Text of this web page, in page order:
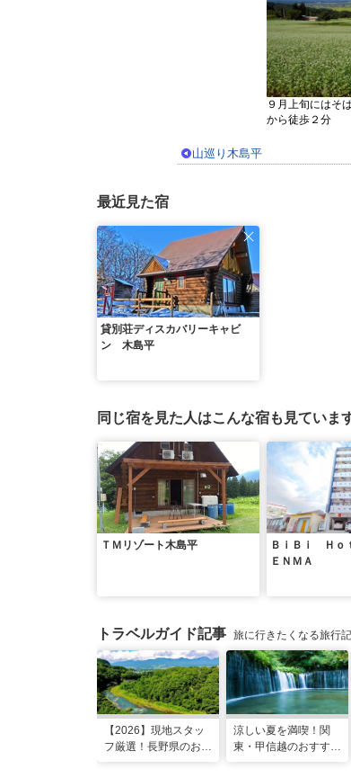
９月上旬にはそ
から徒歩２分
山巡り木島平
最近見た宿
貸別荘ディスカバリーキャビ
ン 木島平
同じ宿を見た人はこんな宿も見ていま
ＴＭリゾート木島平
ＢｉＢｉ Ｈｏ
ＥＮＭＡ
トラベルガイド記事 旅に行きたくなる旅行
【2026】現地スタッ
フ厳選！長野県のおす
涼しい夏を満喫！関
東・甲信越のおすすめ